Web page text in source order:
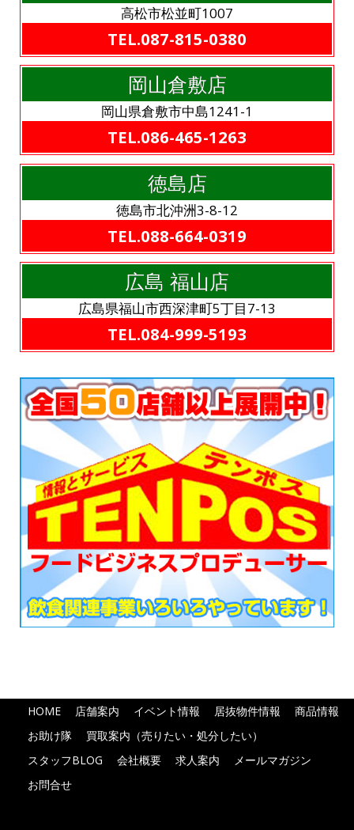
高松市松並町1007
TEL.087-815-0380
岡山倉敷店
岡山県倉敷市中島1241-1
TEL.086-465-1263
徳島店
徳島市北沖洲3-8-12
TEL.088-664-0319
広島 福山店
広島県福山市西深津町5丁目7-13
TEL.084-999-5193
HOME 店舗案内 イベント情報 居抜物件情報
商品情報
お助け隊
買取案内（売りたい・処分したい）
スタッフBLOG
会社概要 求人案内
メールマガジン
お問合せ